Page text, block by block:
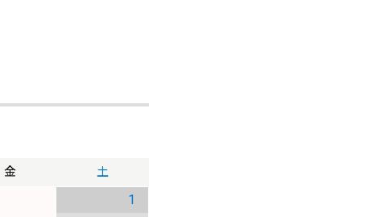
金 土
1